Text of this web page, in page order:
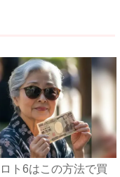
ト6はこの方法で買